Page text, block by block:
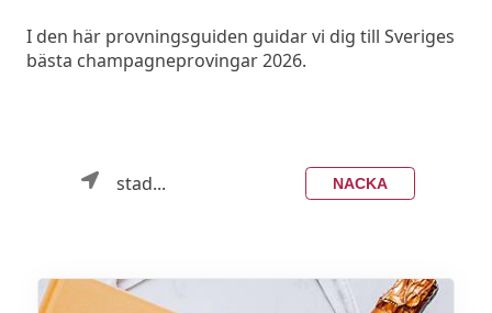
I den här provningsguiden guidar vi dig till Sveriges
bästa champagneprovingar 2026.
stad... NACKA